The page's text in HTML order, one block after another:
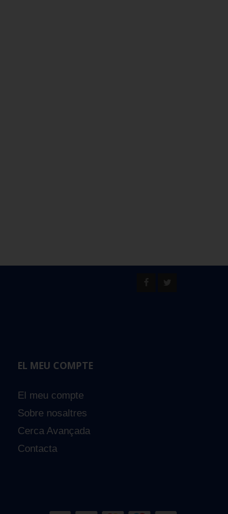
EL MEU COMPTE
El meu compte
Sobre nosaltres
Cerca Avançada
Contacta